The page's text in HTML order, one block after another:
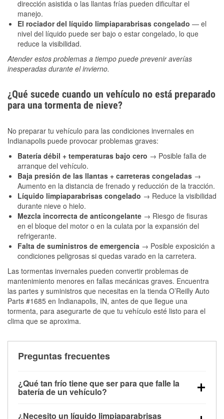
dirección asistida o las llantas frías pueden dificultar el
manejo.
El rociador del líquido limpiaparabrisas congelado — el
nivel del líquido puede ser bajo o estar congelado, lo que
reduce la visibilidad.
Atender estos problemas a tiempo puede prevenir averías
inesperadas durante el invierno.
¿Qué sucede cuando un vehículo no está preparado
para una tormenta de nieve?
No preparar tu vehículo para las condiciones invernales en
Indianapolis puede provocar problemas graves:
Batería débil + temperaturas bajo cero → Posible falla de
arranque del vehículo.
Baja presión de las llantas + carreteras congeladas →
Aumento en la distancia de frenado y reducción de la tracción.
Líquido limpiaparabrisas congelado → Reduce la visibilidad
durante nieve o hielo.
Mezcla incorrecta de anticongelante → Riesgo de fisuras
en el bloque del motor o en la culata por la expansión del
refrigerante.
Falta de suministros de emergencia → Posible exposición a
condiciones peligrosas si quedas varado en la carretera.
Las tormentas invernales pueden convertir problemas de
mantenimiento menores en fallas mecánicas graves. Encuentra
las partes y suministros que necesitas en la tienda O’Reilly Auto
Parts #1685 en Indianapolis, IN, antes de que llegue una
tormenta, para asegurarte de que tu vehículo esté listo para el
clima que se aproxima.
Preguntas frecuentes
¿Qué tan frío tiene que ser para que falle la
batería de un vehículo?
¿Necesito un líquido limpiaparabrisas